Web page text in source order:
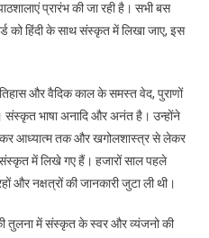
प्रारंभ की जा रही है। सभी बस
को हिंदी के साथ संस्कृत में लिखा जाए, इस
और वैदिक काल के समस्त वेद, पुराणों
भाषा अनादि और अनंत है। उन्होंने
आध्यात्म तक और खगोलशास्त्र से लेकर
में लिखे गए हैं। हजारों साल पहले
और नक्षत्रों की जानकारी जुटा ली थी।
तुलना में संस्कृत के स्वर और व्यंजनो की